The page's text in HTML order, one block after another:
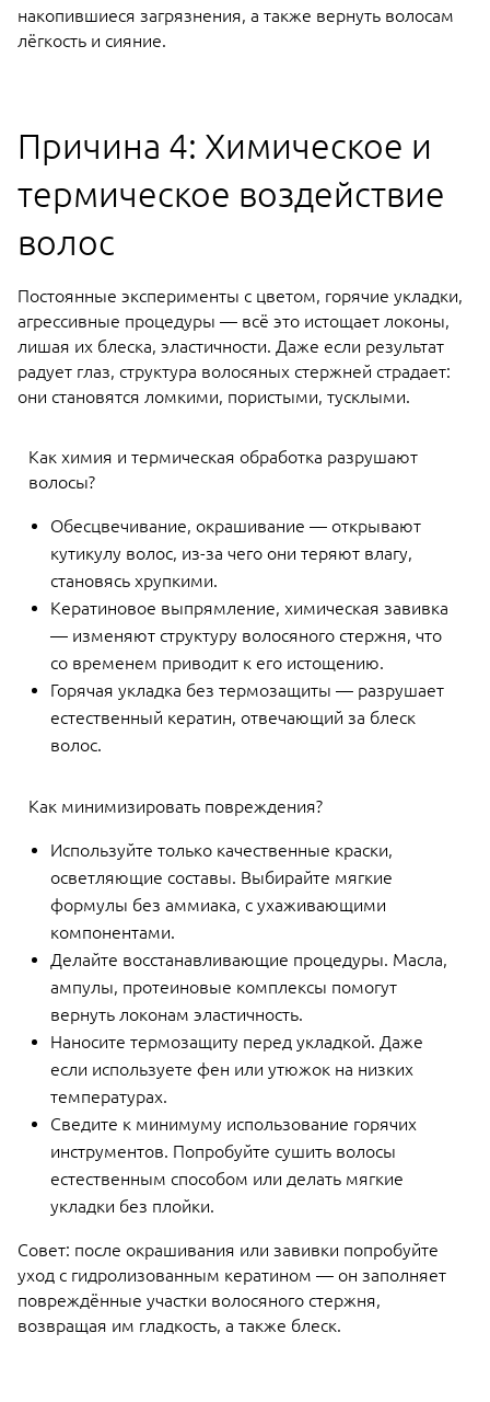
накопившиеся загрязнения, а также вернуть волосам
лёгкость и сияние.
Причина 4: Химическое и
термическое воздействие
волос
Постоянные эксперименты с цветом, горячие укладки,
агрессивные процедуры — всё это истощает локоны,
лишая их блеска, эластичности. Даже если результат
радует глаз, структура волосяных стержней страдает:
они становятся ломкими, пористыми, тусклыми.
Как химия и термическая обработка разрушают
волосы?
Обесцвечивание, окрашивание — открывают
кутикулу волос, из-за чего они теряют влагу,
становясь хрупкими.
Кератиновое выпрямление, химическая завивка
— изменяют структуру волосяного стержня, что
со временем приводит к его истощению.
Горячая укладка без термозащиты — разрушает
естественный кератин, отвечающий за блеск
волос.
Как минимизировать повреждения?
Используйте только качественные краски,
осветляющие составы. Выбирайте мягкие
формулы без аммиака, с ухаживающими
компонентами.
Делайте восстанавливающие процедуры. Масла,
ампулы, протеиновые комплексы помогут
вернуть локонам эластичность.
Наносите термозащиту перед укладкой. Даже
если используете фен или утюжок на низких
температурах.
Сведите к минимуму использование горячих
инструментов. Попробуйте сушить волосы
естественным способом или делать мягкие
укладки без плойки.
Совет: после окрашивания или завивки попробуйте
уход с гидролизованным кератином — он заполняет
повреждённые участки волосяного стержня,
возвращая им гладкость, а также блеск.